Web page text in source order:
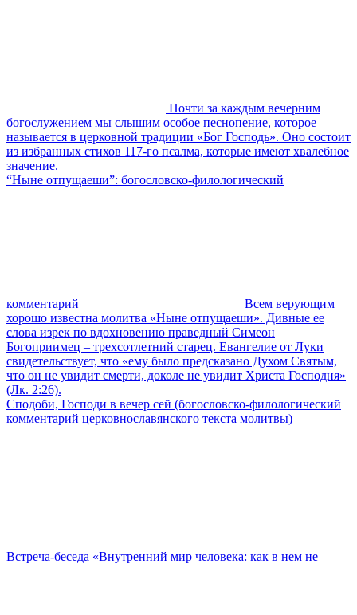
Почти за каждым вечерним
богослужением мы слышим особое песнопение, которое
называется в церковной традиции «Бог Господь». Оно состоит
из избранных стихов 117-го псалма, которые имеют хвалебное
значение.
“Ныне отпущаеши”: богословско-филологический
комментарий
Всем верующим
хорошо известна молитва «Ныне отпущаеши». Дивные ее
слова изрек по вдохновению праведный Симеон
Богоприимец – трехсотлетний старец. Евангелие от Луки
свидетельствует, что «ему было предсказано Духом Святым,
что он не увидит смерти, доколе не увидит Христа Господня»
(Лк. 2:26).
Сподоби, Господи в вечер сей (богословско-филологический
комментарий церковнославянского текста молитвы)
Встреча-беседа «Внутренний мир человека: как в нем не